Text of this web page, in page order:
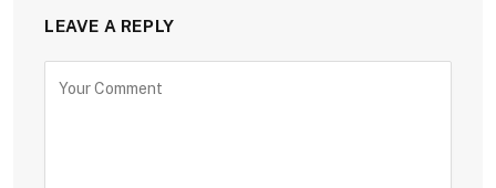
LEAVE A REPLY